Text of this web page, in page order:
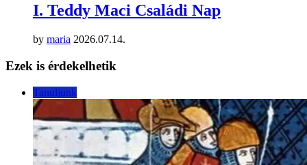
I. Teddy Maci Családi Nap
by maria 2026.07.14.
Ezek is érdekelhetik
Tanuljunk